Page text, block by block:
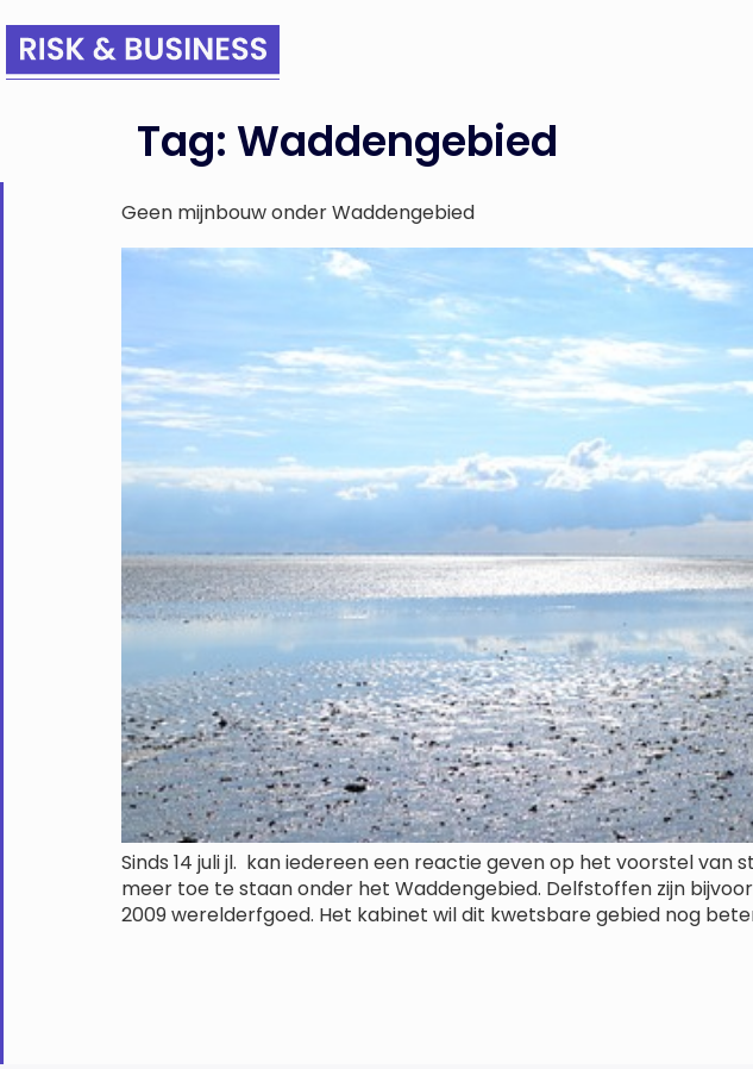
Tag: Waddengebied
Geen mijnbouw onder Waddengebied
Sinds 14 juli jl. kan iedereen een reactie geven op het voorstel
meer toe te staan onder het Waddengebied. Delfstoffen zijn
2009 werelderfgoed. Het kabinet wil dit kwetsbare gebied nog